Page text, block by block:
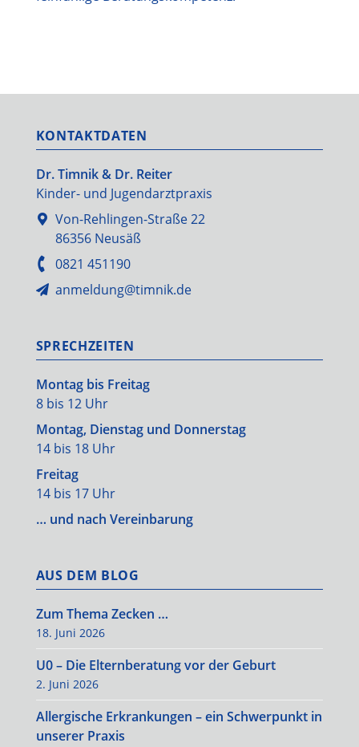
KONTAKTDATEN
Dr. Timnik & Dr. Reiter
Kinder- und Jugendarztpraxis
Von-Rehlingen-Straße 22
86356 Neusäß
0821 451190
anmeldung@timnik.de
SPRECHZEITEN
Montag bis Freitag
8 bis 12 Uhr
Montag, Dienstag und Donnerstag
14 bis 18 Uhr
Freitag
14 bis 17 Uhr
… und nach Vereinbarung
AUS DEM BLOG
Zum Thema Zecken …
18. Juni 2026
U0 – Die Elternberatung vor der Geburt
2. Juni 2026
Allergische Erkrankungen – ein Schwerpunkt in
unserer Praxis